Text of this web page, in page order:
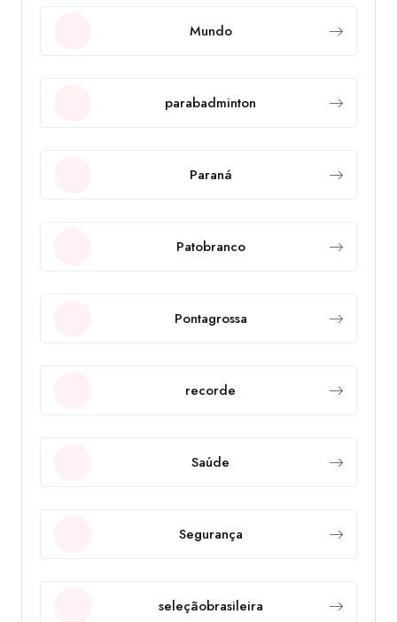
Mundo
parabadminton
Paraná
Patobranco
Pontagrossa
recorde
Saúde
Segurança
seleçãobrasileira